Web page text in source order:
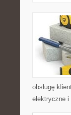
obsługę
elektryczne i